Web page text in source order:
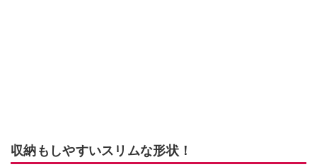
収納もしやすいスリムな形状！